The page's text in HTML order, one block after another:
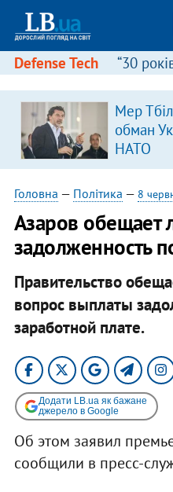
Defense Tech “30
Мер
обман
НАТО
Головна — Політика — 8
Азаров обещает
задолженность
Правительство
вопрос выплаты
заработной плате.
Додати LB.ua як бажане
джерело в Google
Об этом заявил
сообщили в пресс-